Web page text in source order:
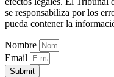
se responsabiliza por los
pueda contener la
Nombre
Email
Submit